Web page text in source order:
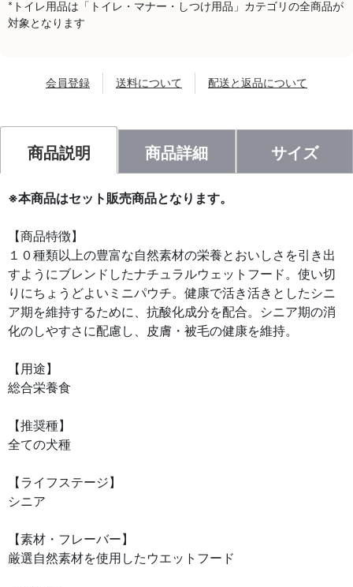
*トイレ用品は「トイレ・マナー・しつけ用品」カテゴリの全商品が
対象となります
会員登録 送料について 配送と返品について
商品説明 商品詳細 サイズ
※本商品はセット販売商品となります。
【商品特徴】
１０種類以上の豊富な自然素材の栄養とおいしさを引き出
すようにブレンドしたナチュラルウェットフード。使い切
りにちょうどよいミニパウチ。健康で活き活きとしたシニ
ア期を維持するために、抗酸化成分を配合。シニア期の消
化のしやすさに配慮し、皮膚・被毛の健康を維持。
【用途】
総合栄養食
【推奨種】
全ての犬種
【ライフステージ】
シニア
【素材・フレーバー】
厳選自然素材を使用したウエットフード